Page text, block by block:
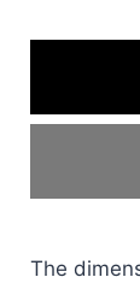
The